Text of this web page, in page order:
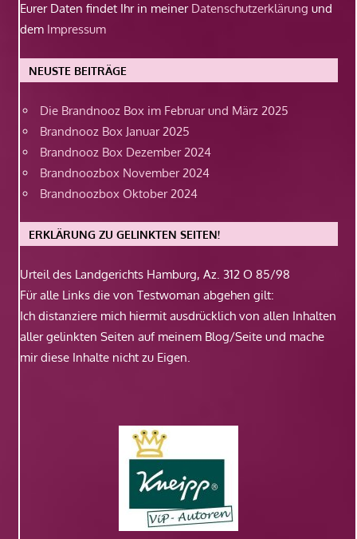
Eurer Daten findet Ihr in meiner Datenschutzerklärung und
dem Impressum
NEUSTE BEITRÄGE
Die Brandnooz Box im Februar und März 2025
Brandnooz Box Januar 2025
Brandnooz Box Dezember 2024
Brandnoozbox November 2024
Brandnoozbox Oktober 2024
ERKLÄRUNG ZU GELINKTEN SEITEN!
Urteil des Landgerichts Hamburg, Az. 312 O 85/98
Für alle Links die von Testwoman abgehen gilt:
Ich distanziere mich hiermit ausdrücklich von allen Inhalten
aller gelinkten Seiten auf meinem Blog/Seite und mache
mir diese Inhalte nicht zu Eigen.